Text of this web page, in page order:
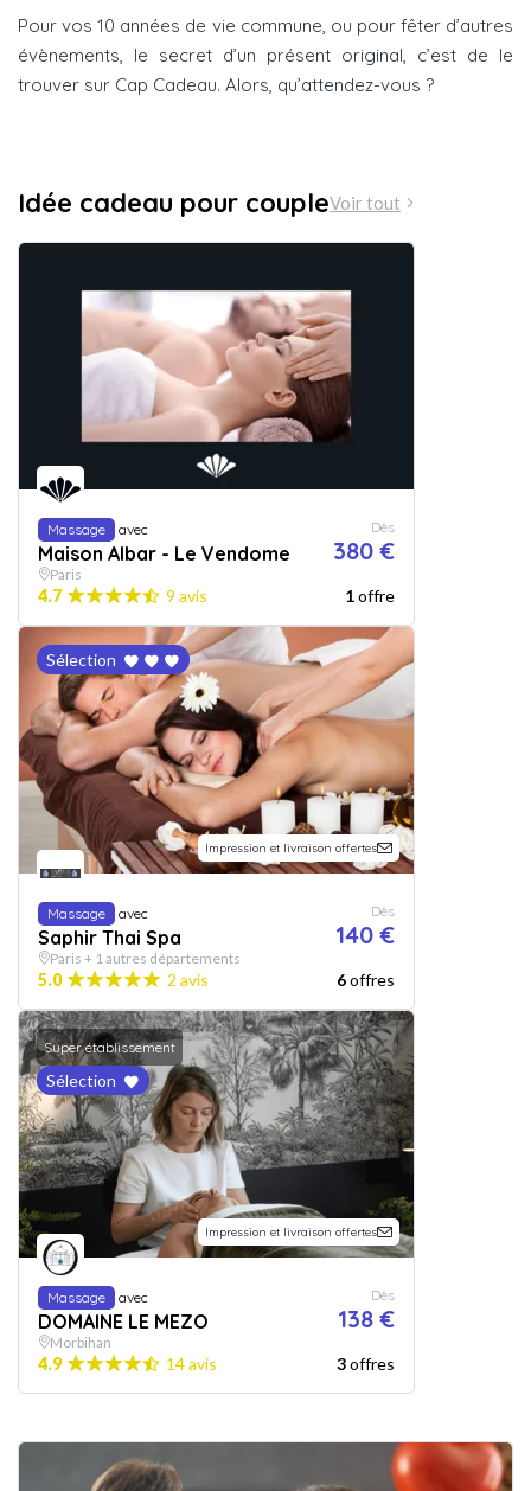
Pour vos 10 années de vie commune, ou pour fêter d’autres
évènements, le secret d’un présent original, c’est de le
trouver sur Cap Cadeau. Alors, qu’attendez-vous ?
Idée cadeau pour coupleVoir tout
Massage avec
Maison Albar - Le Vendome
Dès
380 €
Paris
4.7 9 avis 1offre
Sélection
Impression et livraison offertes
Massage avec
Saphir Thai Spa
Dès
140 €
Paris + 1 autres départements
5.0 2 avis 6offres
Super établissement
Sélection
Impression et livraison offertes
Massage avec
DOMAINE LE MEZO
Dès
138 €
Morbihan
4.9 14 avis 3offres